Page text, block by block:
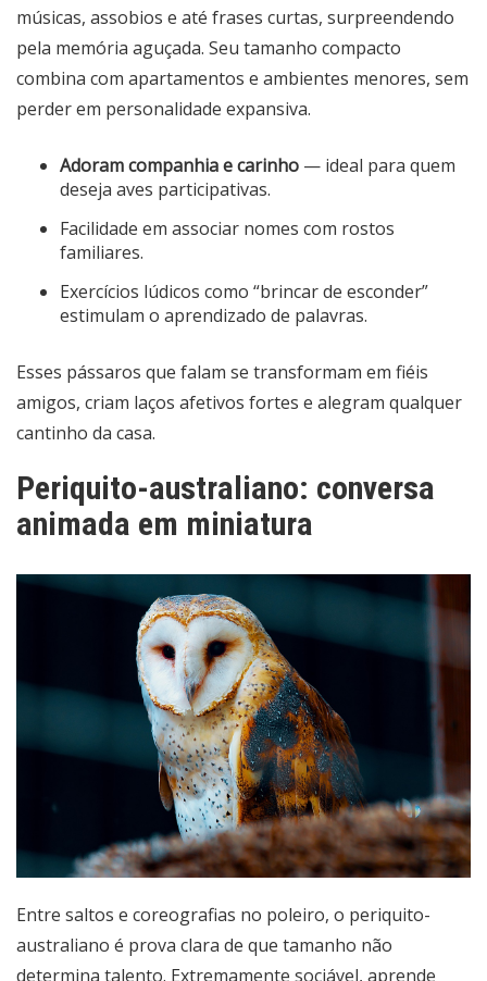
músicas, assobios e até frases curtas, surpreendendo
pela memória aguçada. Seu tamanho compacto
combina com apartamentos e ambientes menores, sem
perder em personalidade expansiva.
Adoram companhia e carinho — ideal para quem
deseja aves participativas.
Facilidade em associar nomes com rostos
familiares.
Exercícios lúdicos como “brincar de esconder”
estimulam o aprendizado de palavras.
Esses pássaros que falam se transformam em fiéis
amigos, criam laços afetivos fortes e alegram qualquer
cantinho da casa.
Periquito-australiano: conversa
animada em miniatura
Entre saltos e coreografias no poleiro, o periquito-
australiano é prova clara de que tamanho não
determina talento. Extremamente sociável, aprende